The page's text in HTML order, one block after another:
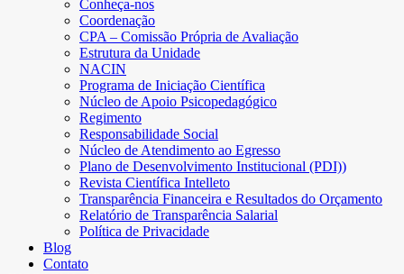
Conheça-nos
Coordenação
CPA – Comissão Própria de Avaliação
Estrutura da Unidade
NACIN
Programa de Iniciação Científica
Núcleo de Apoio Psicopedagógico
Regimento
Responsabilidade Social
Núcleo de Atendimento ao Egresso
Plano de Desenvolvimento Institucional (PDI))
Revista Científica Intelleto
Transparência Financeira e Resultados do Orçamento
Relatório de Transparência Salarial
Política de Privacidade
Blog
Contato